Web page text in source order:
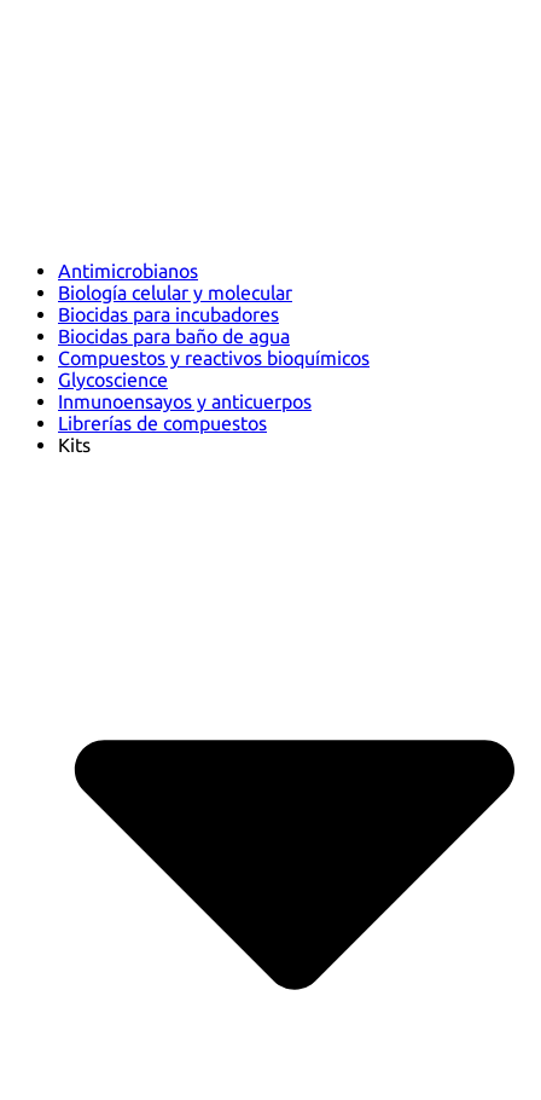
Antimicrobianos
Biología celular y molecular
Biocidas para incubadores
Biocidas para baño de agua
Compuestos y reactivos bioquímicos
Glycoscience
Inmunoensayos y anticuerpos
Librerías de compuestos
Kits